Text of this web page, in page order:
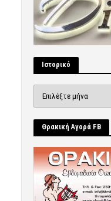
Ιστορικό
Θρακική Αγορά FB